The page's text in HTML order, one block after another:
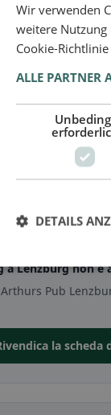
a
a Lenzburg non
Pub
la scheda
Wir verwenden
weitere Nutzung
Cookie-Richtlinie
ALLE PARTNER
DETAILS